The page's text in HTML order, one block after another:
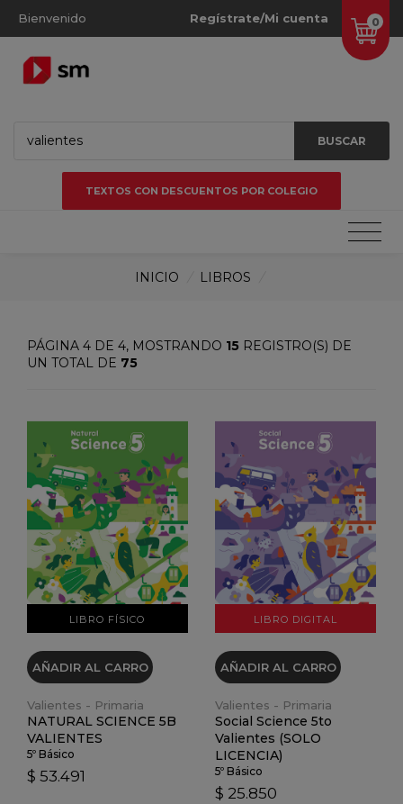
Bienvenido 0
Regístrate/Mi cuenta
BUSCAR
TEXTOS CON DESCUENTOS POR COLEGIO
INICIO LIBROS
PÁGINA 4 DE 4, MOSTRANDO 15 REGISTRO(S) DE
UN TOTAL DE 75
LIBRO FÍSICO
VER DETALLES
AÑADIR AL CARRO
Valientes - Primaria
NATURAL SCIENCE 5B
VALIENTES
5º Básico
$ 53.491
LIBRO DIGITAL
VER DETALLES
AÑADIR AL CARRO
Valientes - Primaria
Social Science 5to
Valientes (SOLO
LICENCIA)
5º Básico
$ 25.850